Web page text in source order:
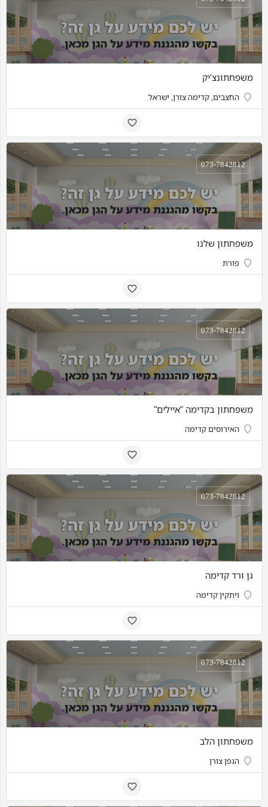
משפחתונצ'יק
החצבים, קדימה צורן, ישראל
משפחתון שלנו
פורת
073-7842812
משפחתון בקדימה "איילים"
האירוסים קדימה
073-7842812
גן ורד קדימה
ויתקין קדימה
073-7842812
משפחתון הלב
הגפן צורן
073-7842812